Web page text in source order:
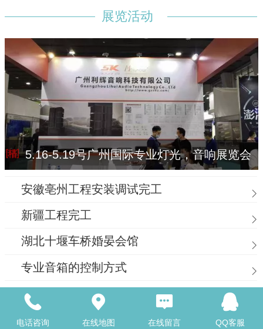
展览活动
5.16-5.19号广州国际专业灯光，音响展览会
安徽亳州工程安装调试完工
新疆工程完工
湖北十堰车桥婚晏会馆
专业音箱的控制方式
专业音响系统的组成
家用音响系统的组成
电话咨询 在线地图 在线留言 QQ客服